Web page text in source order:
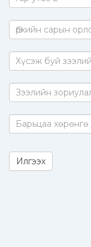
Илгээх